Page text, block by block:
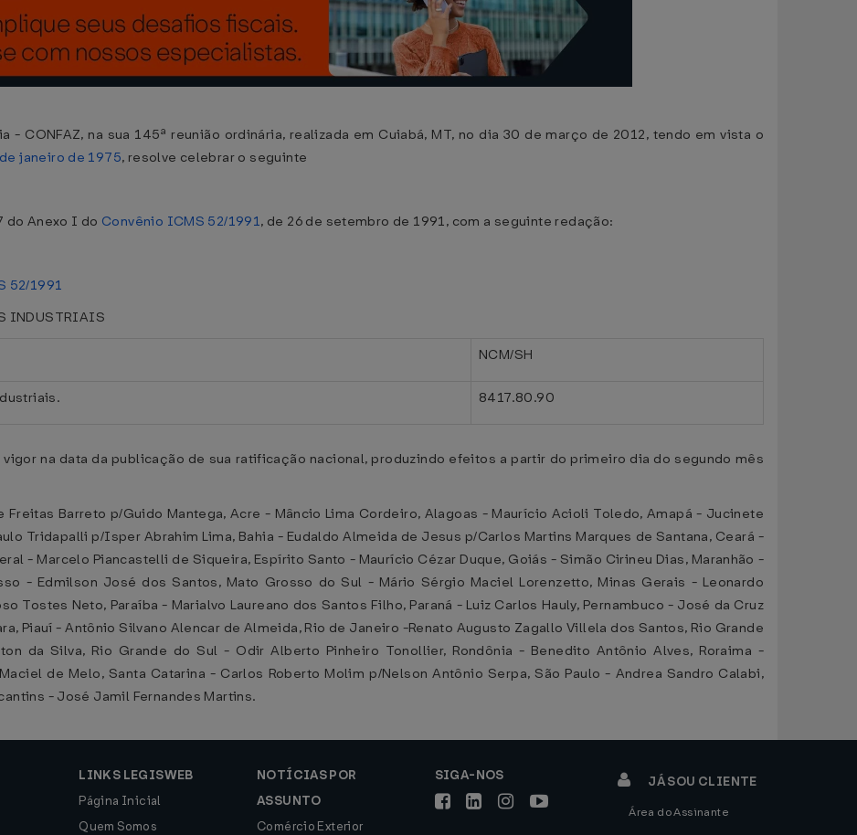
- CONFAZ, na sua 145ª reunião ordinária, realizada em Cuiabá, MT, no dia 30 de março de 2012, tendo em vista o
janeiro de 1975, resolve celebrar o seguinte
do Anexo I do Convênio ICMS 52/1991, de 26 de setembro de 1991, com a seguinte redação:
52/1991
INDUSTRIAIS
NCM/SH
8417.80.90
na data da publicação de sua ratificação nacional, produzindo efeitos a partir do primeiro dia do segundo mês
Freitas Barreto p/Guido Mantega, Acre - Mâncio Lima Cordeiro, Alagoas - Maurício Acioli Toledo, Amapá - Jucinete
Tridapalli p/Isper Abrahim Lima, Bahia - Eudaldo Almeida de Jesus p/Carlos Martins Marques de Santana, Ceará -
- Marcelo Piancastelli de Siqueira, Espírito Santo - Maurício Cézar Duque, Goiás - Simão Cirineu Dias, Maranhão -
- Edmilson José dos Santos, Mato Grosso do Sul - Mário Sérgio Maciel Lorenzetto, Minas Gerais - Leonardo
Tostes Neto, Paraíba - Marialvo Laureano dos Santos Filho, Paraná - Luiz Carlos Hauly, Pernambuco - José da Cruz
Piauí - Antônio Silvano Alencar de Almeida, Rio de Janeiro -Renato Augusto Zagallo Villela dos Santos, Rio Grande
da Silva, Rio Grande do Sul - Odir Alberto Pinheiro Tonollier, Rondônia - Benedito Antônio Alves, Roraima -
de Melo, Santa Catarina - Carlos Roberto Molim p/Nelson Antônio Serpa, São Paulo - Andrea Sandro Calabi,
- José Jamil Fernandes Martins.
LINKS LEGISWEB
Página Inicial
Quem Somos
NOTÍCIAS POR
ASSUNTO
Comércio Exterior
SIGA-NOS JÁ SOU CLIENTE
Área do Assinante